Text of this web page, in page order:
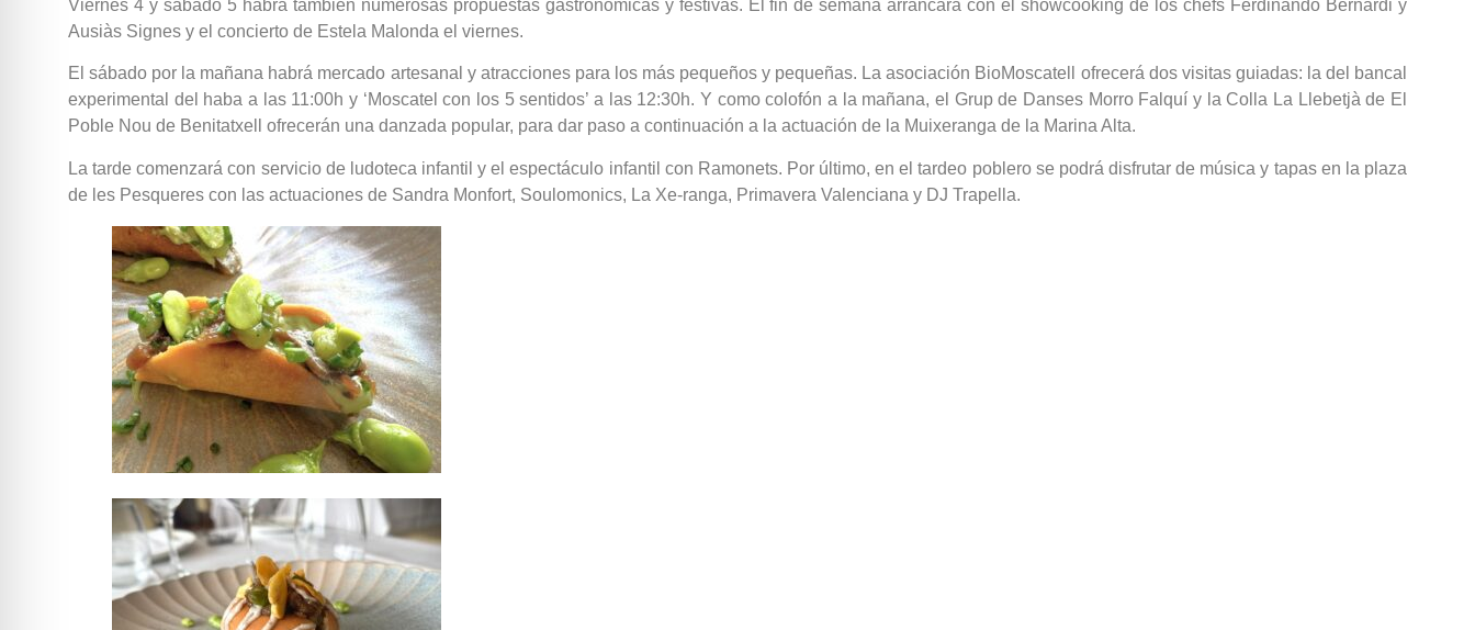
Viernes 4 y sábado 5 habrá también numerosas propuestas gastronómicas y festivas. El fin de semana arrancará con el showcooking de los chefs Ferdinando Bernardi y
Ausiàs Signes y el concierto de Estela Malonda el viernes.
El sábado por la mañana habrá mercado artesanal y atracciones para los más pequeños y pequeñas. La asociación BioMoscatell ofrecerá dos visitas guiadas: la del bancal
experimental del haba a las 11:00h y ‘Moscatel con los 5 sentidos’ a las 12:30h. Y como colofón a la mañana, el Grup de Danses Morro Falquí y la Colla La Llebetjà de El
Poble Nou de Benitatxell ofrecerán una danzada popular, para dar paso a continuación a la actuación de la Muixeranga de la Marina Alta.
La tarde comenzará con servicio de ludoteca infantil y el espectáculo infantil con Ramonets. Por último, en el tardeo poblero se podrá disfrutar de música y tapas en la plaza
de les Pesqueres con las actuaciones de Sandra Monfort, Soulomonics, La Xe-ranga, Primavera Valenciana y DJ Trapella.